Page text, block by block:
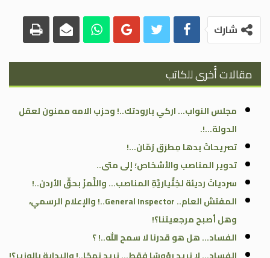
شارك
مقالات أُخرى للكاتب
مجلس النواب… اركي بارودتك..! وحزب الامه ممنون لعقل
الدولة…!.
تصريحاتٌ بدها مِطرَق رُمّان…!
تدوير المناصب والأشخاص؛ إلى متى..
سردياتُ رديئة لخِتِّياريَّةِ المناصب… واللَّمزُ بحقِّ الأردن..!
المفتش العام.. General Inspector..! والإعلام الرسمي،
وهل أصبح مرجعيتنا؟!
الفساد… هل هو قدرنا لا سمح الله..! ؟